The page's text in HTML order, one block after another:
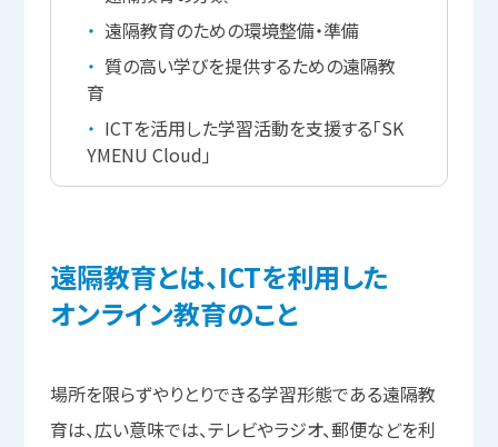
遠隔教育のための環境整備・準備
質の高い学びを提供するための遠隔教
育
ICTを活用した学習活動を支援する「SK
YMENU Cloud」
遠隔教育とは、ICTを利用した
オンライン教育のこと
場所を限らずやりとりできる学習形態である遠隔教
育は、広い意味では、テレビやラジオ、郵便などを利